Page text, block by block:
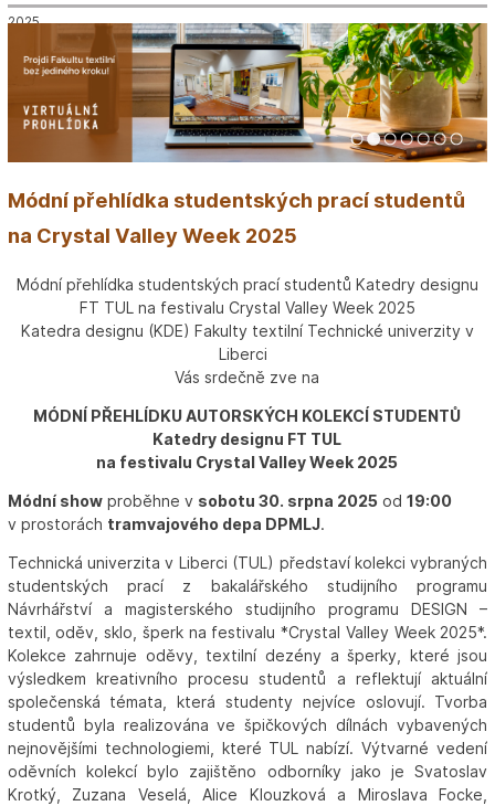
2025
1 2 3 4 5 6 7
Módní přehlídka studentských prací studentů
na Crystal Valley Week 2025
Módní přehlídka studentských prací studentů Katedry designu
FT TUL na festivalu Crystal Valley Week 2025
Katedra designu (KDE) Fakulty textilní Technické univerzity v
Liberci
Vás srdečně zve na
MÓDNÍ PŘEHLÍDKU AUTORSKÝCH KOLEKCÍ STUDENTŮ
Katedry designu FT TUL
na festivalu Crystal Valley Week 2025
Módní showproběhne v sobotu 30. srpna 2025 od 19:00
v prostorách tramvajového depa DPMLJ.
Technická univerzita v Liberci (TUL) představí kolekci vybraných
studentských prací z bakalářského studijního programu
Návrhářství a magisterského studijního programu DESIGN –
textil, oděv, sklo, šperk na festivalu *Crystal Valley Week 2025*.
Kolekce zahrnuje oděvy, textilní dezény a šperky, které jsou
výsledkem kreativního procesu studentů a reflektují aktuální
společenská témata, která studenty nejvíce oslovují. Tvorba
studentů byla realizována ve špičkových dílnách vybavených
nejnovějšími technologiemi, které TUL nabízí. Výtvarné vedení
oděvních kolekcí bylo zajištěno odborníky jako je Svatoslav
Krotký, Zuzana Veselá, Alice Klouzková a Miroslava Focke,